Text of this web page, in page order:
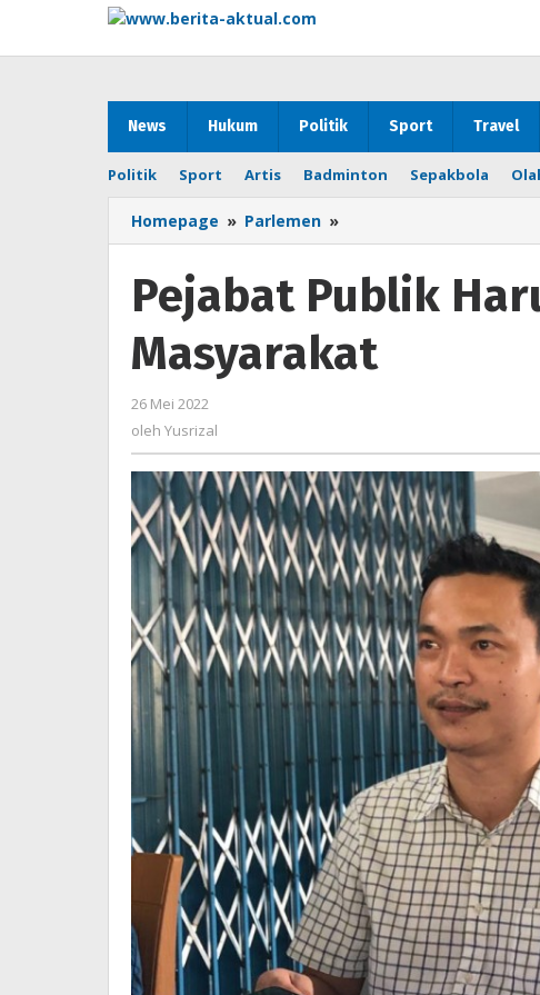
konten
News Hukum Politik Sport Travel
Politik Sport Artis Badminton Sepakbola
Homepage » Parlemen »
Publik
Jadi
Contoh
Masyarakat
Pejabat Publik
Masyarakat
26 Mei 2022
oleh Yusrizal